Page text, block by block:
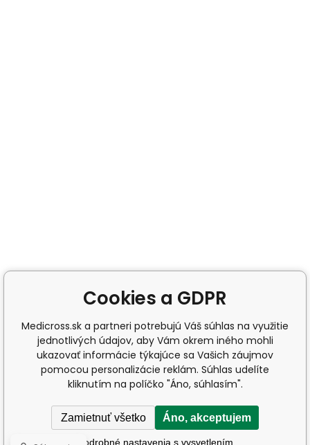
Cookies a GDPR
Medicross.sk a partneri potrebujú Váš súhlas na využitie
jednotlivých údajov, aby Vám okrem iného mohli
ukazovať informácie týkajúce sa Vašich záujmov
pomocou personalizácie reklám. Súhlas udelíte
kliknutím na políčko "Áno, súhlasím".
Zamietnuť všetko Áno, akceptujem
Podrobné nastavenia s vysvetlením